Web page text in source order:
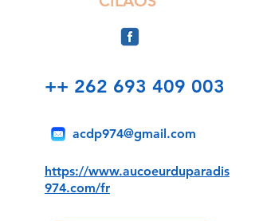
++ 262 693 409 003
acdp974@gmail.com
https://www.aucoeurduparadis
974.com/fr